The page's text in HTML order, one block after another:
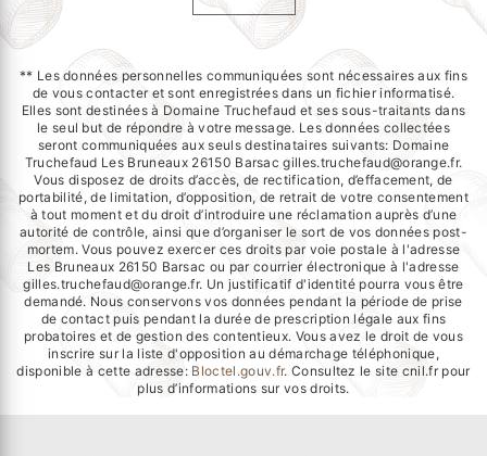
** Les données personnelles communiquées sont nécessaires aux fins
de vous contacter et sont enregistrées dans un fichier informatisé.
Elles sont destinées à Domaine Truchefaud et ses sous-traitants dans
le seul but de répondre à votre message. Les données collectées
seront communiquées aux seuls destinataires suivants: Domaine
Truchefaud Les Bruneaux 26150 Barsac gilles.truchefaud@orange.fr.
Vous disposez de droits d’accès, de rectification, d’effacement, de
portabilité, de limitation, d’opposition, de retrait de votre consentement
à tout moment et du droit d’introduire une réclamation auprès d’une
autorité de contrôle, ainsi que d’organiser le sort de vos données post-
mortem. Vous pouvez exercer ces droits par voie postale à l'adresse
Les Bruneaux 26150 Barsac ou par courrier électronique à l'adresse
gilles.truchefaud@orange.fr. Un justificatif d'identité pourra vous être
demandé. Nous conservons vos données pendant la période de prise
de contact puis pendant la durée de prescription légale aux fins
probatoires et de gestion des contentieux. Vous avez le droit de vous
inscrire sur la liste d'opposition au démarchage téléphonique,
disponible à cette adresse: Bloctel.gouv.fr. Consultez le site cnil.fr pour
plus d’informations sur vos droits.